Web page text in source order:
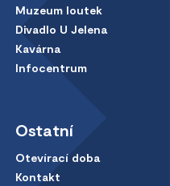
Muzeum loutek
Divadlo U Jelena
Kavárna
Infocentrum
Ostatní
Otevírací doba
Kontakt